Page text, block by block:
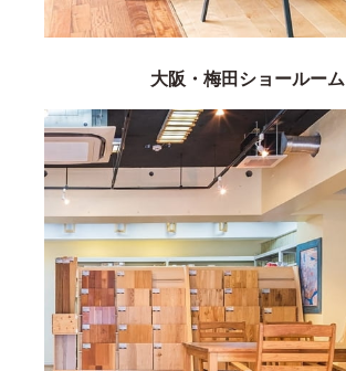
大阪・梅田ショールーム